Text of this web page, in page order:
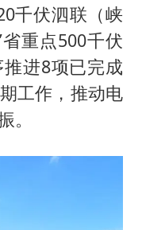
千伏泗联（峡
省重点500千伏
进8项已完成
工作，推动电
。